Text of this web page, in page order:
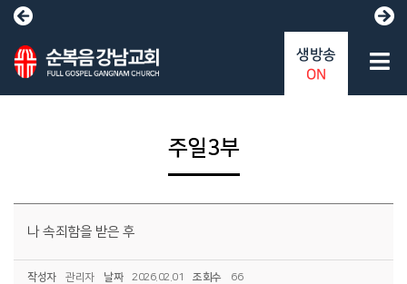
주일3부
나 속죄함을 받은 후
작성자 관리자 날짜 2026.02.01 조회수 66
생방송
ON